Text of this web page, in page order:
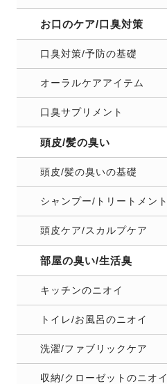
お口のケア/口臭対策
口臭対策/予防の基礎
オーラルケアアイテム
口臭サプリメント
頭皮/髪の臭い
頭皮/髪の臭いの基礎
シャンプー/トリートメント
頭皮ケア/スカルプケア
部屋の臭い/生活臭
キッチンのニオイ
トイレ/お風呂のニオイ
洗濯/ファブリックケア
収納/クローゼットのニオイ